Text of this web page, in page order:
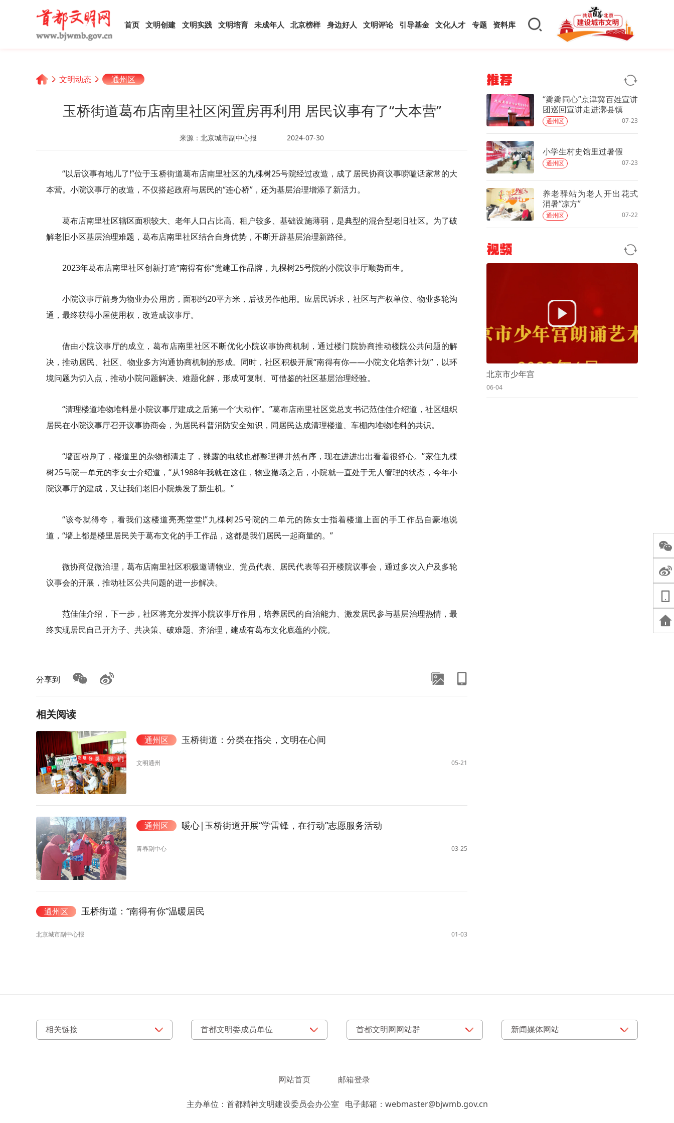
首页 文明创建 文明实践 文明培育 未成年人 北京榜样 身边好人 文明评论 引导基金 文化人才 专题 资料库
文明动态 通州区
玉桥街道葛布店南里社区闲置房再利用 居民议事有了“大本营”
来源： 北京城市副中心报 2024-07-30
“以后议事有地儿了!”位于玉桥街道葛布店南里社区的九棵树25号院经过改造，成了居民协商议事唠嗑话家常的大
本营。小院议事厅的改造，不仅搭起政府与居民的“连心桥”，还为基层治理增添了新活力。
葛布店南里社区辖区面积较大、老年人口占比高、租户较多、基础设施薄弱，是典型的混合型老旧社区。为了破
解老旧小区基层治理难题，葛布店南里社区结合自身优势，不断开辟基层治理新路径。
2023年葛布店南里社区创新打造“南得有你”党建工作品牌，九棵树25号院的小院议事厅顺势而生。
小院议事厅前身为物业办公用房，面积约20平方米，后被另作他用。应居民诉求，社区与产权单位、物业多轮沟
通，最终获得小屋使用权，改造成议事厅。
借由小院议事厅的成立，葛布店南里社区不断优化小院议事协商机制，通过楼门院协商推动楼院公共问题的解
决，推动居民、社区、物业多方沟通协商机制的形成。同时，社区积极开展“南得有你——小院文化培养计划”，以环
境问题为切入点，推动小院问题解决、难题化解，形成可复制、可借鉴的社区基层治理经验。
“清理楼道堆物堆料是小院议事厅建成之后第一个‘大动作’。”葛布店南里社区党总支书记范佳佳介绍道，社区组织
居民在小院议事厅召开议事协商会，为居民科普消防安全知识，同居民达成清理楼道、车棚内堆物堆料的共识。
“墙面粉刷了，楼道里的杂物都清走了，裸露的电线也都整理得井然有序，现在进进出出看着很舒心。”家住九棵
树25号院一单元的李女士介绍道，“从1988年我就在这住，物业撤场之后，小院就一直处于无人管理的状态，今年小
院议事厅的建成，又让我们老旧小院焕发了新生机。”
“该夸就得夸，看我们这楼道亮亮堂堂!”九棵树25号院的二单元的陈女士指着楼道上面的手工作品自豪地说
道，“墙上都是楼里居民关于葛布文化的手工作品，这都是我们居民一起商量的。”
微协商促微治理，葛布店南里社区积极邀请物业、党员代表、居民代表等召开楼院议事会，通过多次入户及多轮
议事会的开展，推动社区公共问题的进一步解决。
范佳佳介绍，下一步，社区将充分发挥小院议事厅作用，培养居民的自治能力、激发居民参与基层治理热情，最
终实现居民自己开方子、共决策、破难题、齐治理，建成有葛布文化底蕴的小院。
分享到
相关阅读
通州区 玉桥街道：分类在指尖，文明在心间
文明通州 05-21
通州区 暖心|玉桥街道开展“学雷锋，在行动”志愿服务活动
青春副中心 03-25
通州区 玉桥街道：“南得有你”温暖居民
北京城市副中心报 01-03
推荐
“瓣瓣同心”京津冀百姓宣讲
团巡回宣讲走进漷县镇
通州区 07-23
小学生村史馆里过暑假
通州区 07-23
养老驿站为老人开出花式
消暑“凉方”
通州区 07-22
视频
北京市少年宫
06-04
网站首页 邮箱登录
主办单位：首都精神文明建设委员会办公室 电子邮箱：webmaster@bjwmb.gov.cn